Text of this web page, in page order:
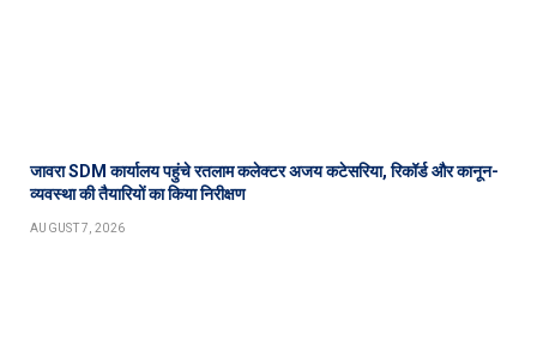
जावरा SDM कार्यालय पहुंचे रतलाम कलेक्टर अजय कटेसरिया, रिकॉर्ड और कानून-
व्यवस्था की तैयारियों का किया निरीक्षण
AUGUST 7, 2026